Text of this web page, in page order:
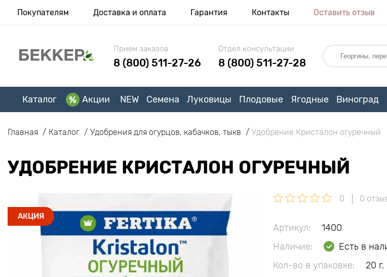
Покупателям Доставка и оплата Гарантия Контакты Оставить отзыв
Прием заказов
8 (800) 511-27-26
Отдел консультации
8 (800) 511-27-28
Каталог Акции NEW Семена Луковицы Плодовые Ягодные Виноград
Главная Каталог Удобрения для огурцов, кабачков, тыкв Удобрение Кристалон огуречный
УДОБРЕНИЕ КРИСТАЛОН ОГУРЕЧНЫЙ
АКЦИЯ
0 0
Артикул:
1400
Наличие:
Есть в
Кол-во в упаковке:
20 г.